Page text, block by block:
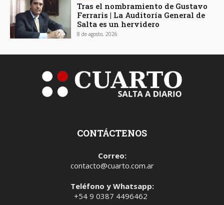
Tras el nombramiento de Gustavo
Ferraris | La Auditoría General de
Salta es un hervidero
8 de agosto, 2026
CONTÁCTENOS
Correo:
contacto@cuarto.com.ar
Teléfono y Whatsapp:
+54 9 0387 4496462